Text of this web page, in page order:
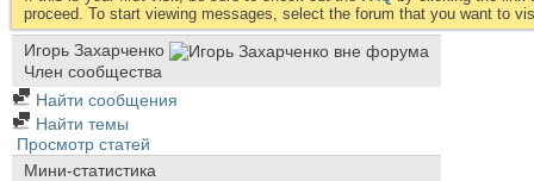
proceed. To start viewing messages, select the forum that you want to
Игорь Захарченко
Член сообщества
Найти сообщения
Найти темы
Просмотр статей
Мини-статистика